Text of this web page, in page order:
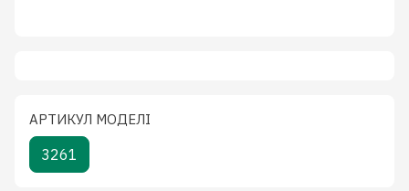
АРТИКУЛ МОДЕЛІ
3261